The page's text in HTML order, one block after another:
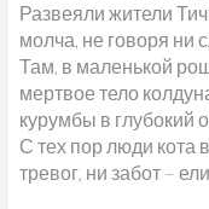
Развеяли жители
молча, не говоря ни
Там, в маленькой
мертвое тело
курумбы в глубокий
С тех пор люди кота
тревог, ни забот –